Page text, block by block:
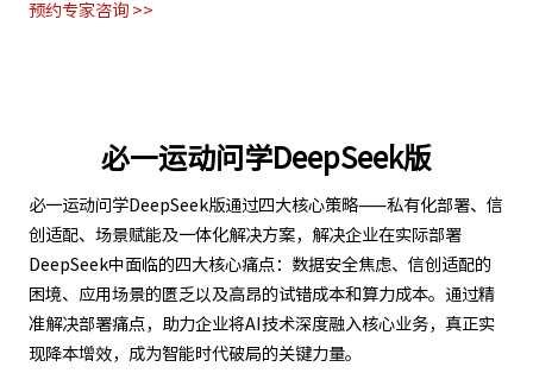
预约专家咨询 >>
必一运动问学DeepSeek版
必一运动问学DeepSeek版通过四大核心策略——私有化部署、信
创适配、场景赋能及一体化解决方案，解决企业在实际部署
DeepSeek中面临的四大核心痛点：数据安全焦虑、信创适配的
困境、应用场景的匮乏以及高昂的试错成本和算力成本。通过精
准解决部署痛点，助力企业将AI技术深度融入核心业务，真正实
现降本增效，成为智能时代破局的关键力量。